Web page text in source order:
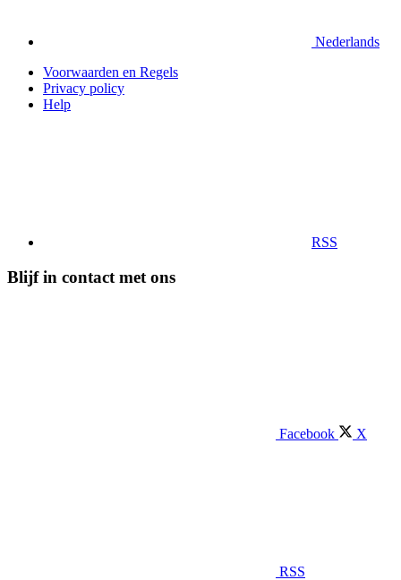
Nederlands
Voorwaarden en Regels
Privacy policy
Help
RSS
Blijf in contact met ons
Facebook X
RSS